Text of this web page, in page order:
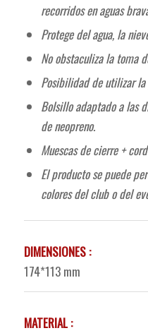
recorridos en aguas
Protege del agua, la
No obstaculiza la toma
Posibilidad de utilizar
Bolsillo adaptado a las
de neopreno.
Muescas de cierre +
El producto se puede
colores del club o del
DIMENSIONES :
174*113 mm
MATERIAL :